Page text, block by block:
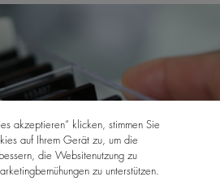
akzeptieren“ klicken, stimmen Sie
auf Ihrem Gerät zu, um die
die Websitenutzung zu
zu unterstützen.